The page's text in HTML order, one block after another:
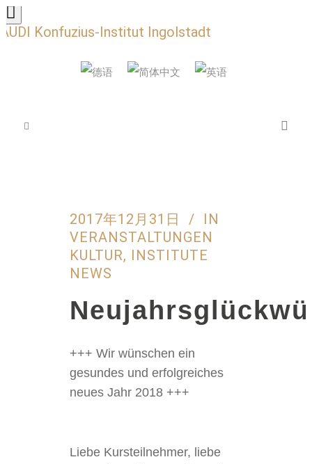
AUDI Konfuzius-Institut Ingolstadt
2017年12月31日
IN
VERANSTALTUNGEN
KULTUR, INSTITUTE
NEWS
+++ Wir wünschen ein
gesundes und erfolgreiches
neues Jahr 2018 +++
Liebe Kursteilnehmer, liebe